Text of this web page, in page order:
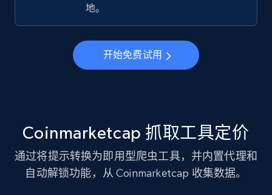
Instagram - Profiles
Account, Fbid, ID, Followers, Posts count, Is
business account, Is professional account, Is
Instagram - Profiles - Collect profile
地。
开始免费试用
Coinmarketcap 抓取工具定价
通过将提示转换为即用型爬虫工具，并内置代理和
自动解锁功能，从 Coinmarketcap 收集数据。